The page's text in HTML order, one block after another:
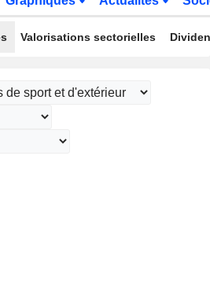
Valorisations sectorielles